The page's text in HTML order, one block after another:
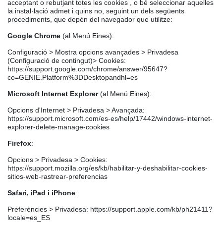
acceptant o rebutjant totes les cookies , o bé seleccionar aquelles
la instal·lació admet i quins no, seguint un dels següents
procediments, que depèn del navegador que utilitze:
Google Chrome (al Menú Eines):
Configuració > Mostra opcions avançades > Privadesa
(Configuració de contingut)> Cookies:
https://support.google.com/chrome/answer/95647?
co=GENIE.Platform%3DDesktopandhl=es
Microsoft Internet Explorer(al Menú Eines):
Opcions d'Internet > Privadesa > Avançada:
https://support.microsoft.com/es-es/help/17442/windows-internet-
explorer-delete-manage-cookies
Firefox:
Opcions > Privadesa > Cookies:
https://support.mozilla.org/es/kb/habilitar-y-deshabilitar-cookies-
sitios-web-rastrear-preferencias
Safari, iPad i iPhone:
Preferències > Privadesa: https://support.apple.com/kb/ph21411?
locale=es_ES